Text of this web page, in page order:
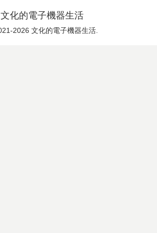
文化的電子機器生活
2026 文化的電子機器生活.